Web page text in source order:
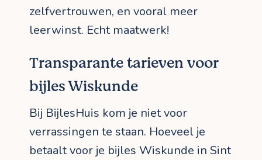
zelfvertrouwen, en vooral meer
leerwinst. Echt maatwerk!
Transparante tarieven voor
bijles Wiskunde
Bij BijlesHuis kom je niet voor
verrassingen te staan. Hoeveel je
betaalt voor je bijles Wiskunde in Sint